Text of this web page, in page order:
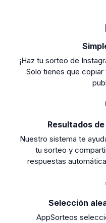
¡Haz tu sorteo de
Solo tienes que
Resultados
Nuestro sistema te
tu sorteo y
respuestas
Selección
AppSorteos